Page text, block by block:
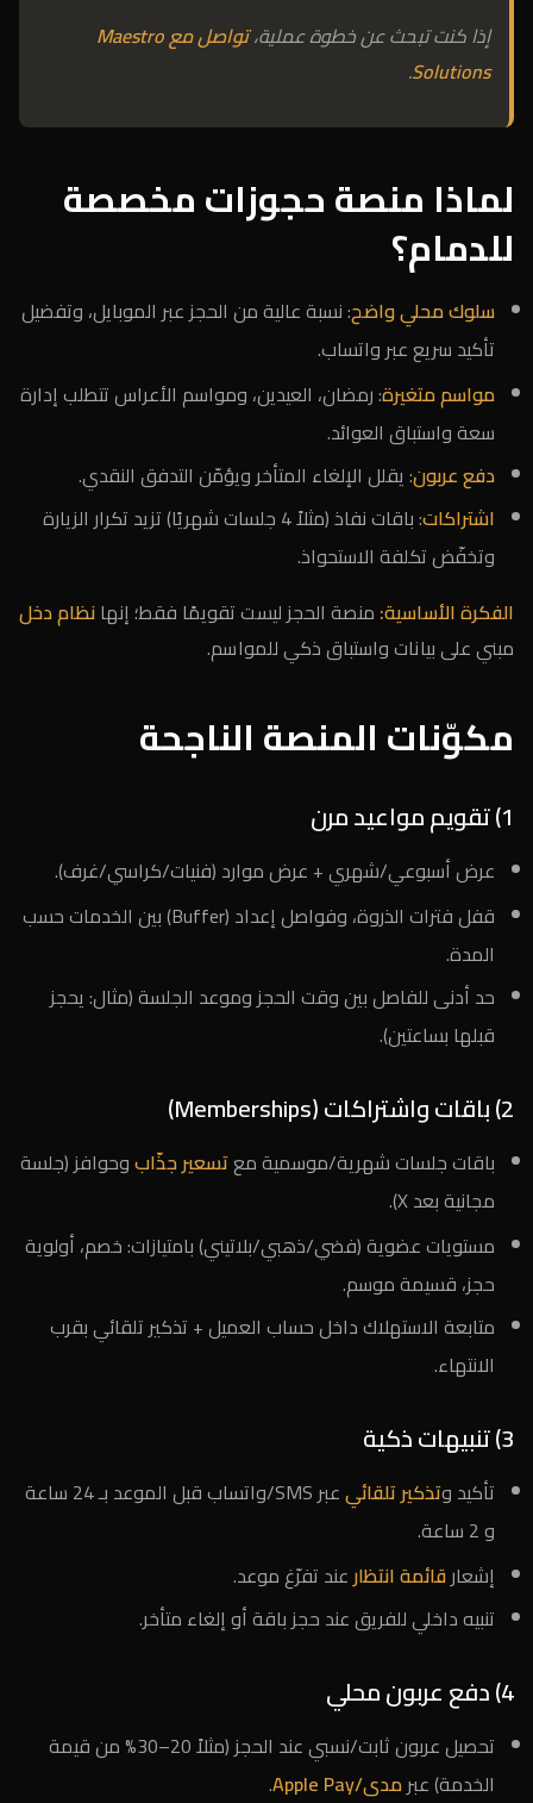
إذا كنت تبحث عن خطوة عملية،
تواصل مع Maestro
Solutions
.
لماذا منصة حجوزات مخصصة
للدمام؟
سلوك محلي واضح: نسبة عالية من الحجز عبر الموبايل، وتفضيل
تأكيد سريع عبر واتساب.
مواسم متغيرة: رمضان، العيدين، ومواسم الأعراس تتطلب إدارة
سعة واستباق العوائد.
دفع عربون: يقلل الإلغاء المتأخر ويؤمّن التدفق النقدي.
اشتراكات
: باقات نفاذ (مثلاً 4 جلسات شهريًا) تزيد تكرار الزيارة
وتخفّض تكلفة الاستحواذ.
الفكرة الأساسية: منصة الحجز ليست تقويمًا فقط؛ إنهانظام دخل
مبني على بيانات واستباق ذكي للمواسم.
مكوّنات المنصة الناجحة
1) تقويم مواعيد مرن
عرض أسبوعي/شهري + عرض موارد (فنيات/كراسي/غرف).
قفل فترات الذروة، وفواصل إعداد (Buffer) بين الخدمات حسب
المدة.
حد أدنى للفاصل بين وقت الحجز وموعد الجلسة (مثال: يحجز
قبلها بساعتين).
2) باقات واشتراكات (Memberships)
باقات جلسات شهرية/موسمية معتسعير جذّابوحوافز (جلسة
مجانية بعد X).
مستويات عضوية (فضي/ذهبي/بلاتيني) بامتيازات: خصم، أولوية
حجز، قسيمة موسم.
متابعة الاستهلاك داخل حساب العميل + تذكير تلقائي بقرب
الانتهاء.
3) تنبيهات ذكية
تأكيد وتذكير تلقائي
عبر SMS/واتساب قبل الموعد بـ 24 ساعة
و 2 ساعة.
إشعارقائمة انتظارعند تفرّغ موعد.
تنبيه داخلي للفريق عند حجز باقة أو إلغاء متأخر.
4) دفع عربون محلي
تحصيل عربون ثابت/نسبي عند الحجز (مثلاً 20–30% من قيمة
الخدمة) عبرمدى/Apple Pay
.